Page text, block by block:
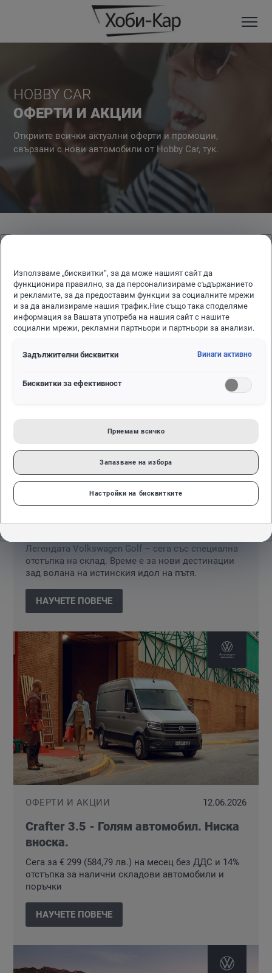
HOBBY CAR
ОФЕРТИ И АКЦИИ
Откриите всички актуални оферти и промоции,
свързани с нови автомобили от Hobby Car, тук.
ВСИЧКИ
ЛЕКОТОВАРНИ
АВТОМОБИЛИ
ОФЕРТИ И АКЦИИ
990 € / 54 743, 68 лв. с ДДС
Легендата Volkswagen Golf – сега със специална
отстъпка на склад. Време е за нови дестинации
зад волана на истинския идол на пътя.
НАУЧЕТЕ ПОВЕЧЕ
ОФЕРТИ И АКЦИИ 12.06.2026
Crafter 3.5 - Голям автомобил. Ниска
вноска.
Cега за € 299 (584,79 лв.) на месец без ДДС и 14%
отстъпка за налични складови автомобили и
поръчки
НАУЧЕТЕ ПОВЕЧЕ
Използваме „бисквитки“, за да може нашият сайт да
функционира правилно, за да персонализираме съдържанието
и рекламите, за да предоставим функции за социалните мрежи
и за да анализираме нашия трафик.Ние също така споделяме
информация за Вашата употреба на нашия сайт с нашите
социални мрежи, рекламни партньори и партньори за анализи.
Задължителни бисквитки Винаги активно
Бисквитки за ефективност
Приемам всичко
Запазване на избора
Настройки на бисквитките